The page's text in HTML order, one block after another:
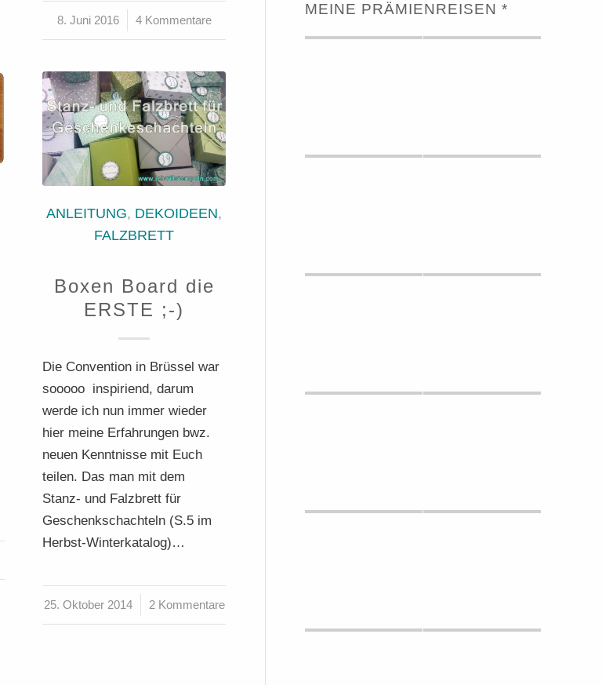
8. Juni 2016
/ 4 Kommentare
ANLEITUNG, DEKOIDEEN,
FALZBRETT
Boxen Board die
ERSTE ;-)
Die Convention in Brüssel war
sooooo inspiriend, darum
werde ich nun immer wieder
hier meine Erfahrungen bwz.
neuen Kenntnisse mit Euch
teilen. Das man mit dem
Stanz- und Falzbrett für
Geschenkschachteln (S.5 im
Herbst-Winterkatalog)…
25. Oktober 2014
/ 2 Kommentare
MEINE PRÄMIENREISEN *